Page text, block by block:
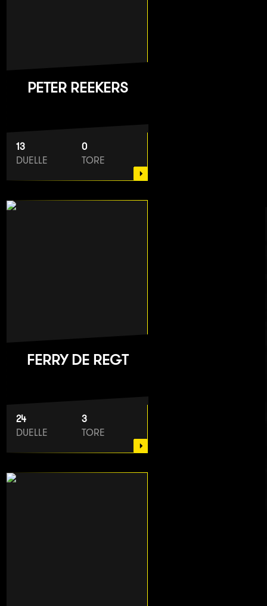
PETER REEKERS
13
DUELLE
0
TORE
FERRY DE REGT
24
DUELLE
3
TORE